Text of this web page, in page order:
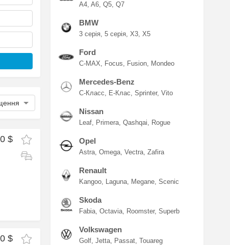
$
$
A4 A6 Q5 Q7
BMW
3 серія 5 серія X3 X5
Ford
C-MAX Focus Fusion Mondeo
Mercedes-Benz
C-Класс E-Клас Sprinter Vito
Nissan
Leaf Primera Qashqai Rogue
Opel
Astra Omega Vectra Zafira
Renault
Kangoo Laguna Megane Scenic
Skoda
Fabia Octavia Roomster Superb
Volkswagen
Golf Jetta Passat Touareg